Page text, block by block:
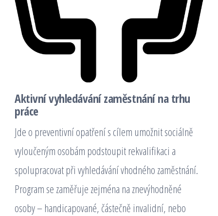
Aktivní vyhledávání zaměstnání na trhu
práce
Jde o preventivní opatření s cílem umožnit sociálně
vyloučeným osobám podstoupit rekvalifikaci a
spolupracovat při vyhledávání vhodného zaměstnání.
Program se zaměřuje zejména na znevýhodněné
osoby – handicapované, částečně invalidní, nebo